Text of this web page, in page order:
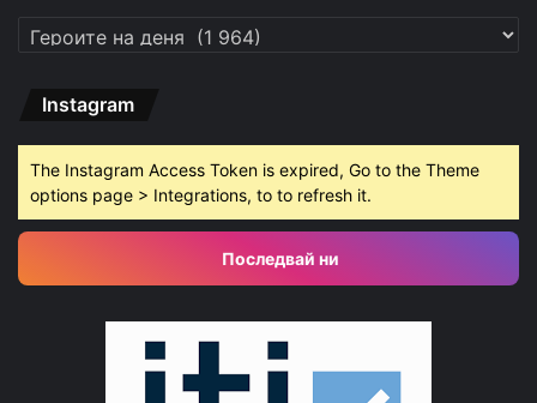
Категории
Instagram
The Instagram Access Token is expired, Go to the Theme
options page > Integrations, to to refresh it.
Последвай ни